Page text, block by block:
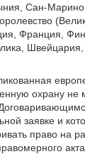
Сан-Марино
Франция,
охрану не
заявке и
право на
акта.